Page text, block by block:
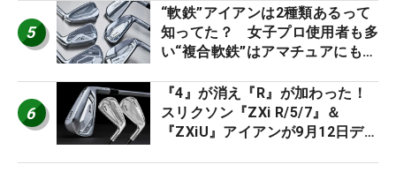
5
“軟鉄”アイアンは2種類あるって
知ってた？ 女子プロ使用者も多
い“複合軟鉄”はアマチュアにもオ
6
『4』が消え『R』が加わった！
スリクソン『ZXi R/5/7』＆
『ZXiU』アイアンが9月12日デ